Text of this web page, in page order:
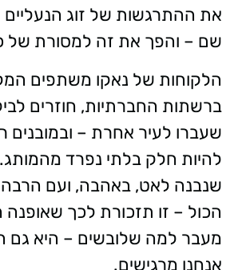
את ההתרגשות של זוג
שם – והפך את זה למסורת של
הלקוחות של נאקו משתפים
ברשתות החברתיות, חוזרים
שעברו לעיר אחרת – ובמובנים
להיות חלק בלתי נפרד
שנבנה לאט, באהבה, ועם
הכול – זו תזכורת לכך
מעבר למה שלובשים – היא גם
אנחנו מרגישים.